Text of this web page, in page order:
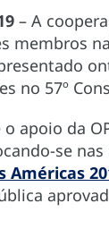
– A
membros
no 57º
apoio da
se